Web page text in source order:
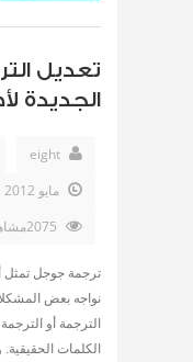
تعديل
الجديدة
eight
مايو 31st, 2012
ترجمة جوجل تمثل
نواجه بعض
الترجمة أو
الكلمات